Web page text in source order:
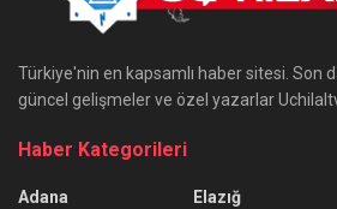
Türkiye'nin en kapsamlı haber sitesi. Son
güncel gelişmeler ve özel yazarlar
Haber Kategorileri
Adana
Elazığ